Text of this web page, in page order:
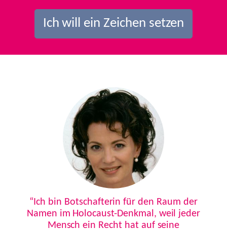
Ich will ein Zeichen setzen
“Ich bin Botschafterin für den Raum der
Namen im Holocaust-Denkmal, weil jeder
Mensch ein Recht hat auf seine